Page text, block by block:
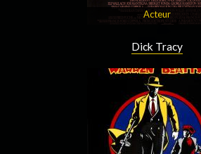
Acteur
Dick Tracy